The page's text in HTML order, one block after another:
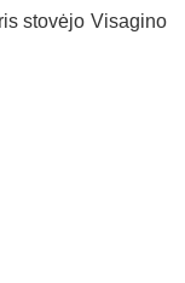
stovėjo Visagino